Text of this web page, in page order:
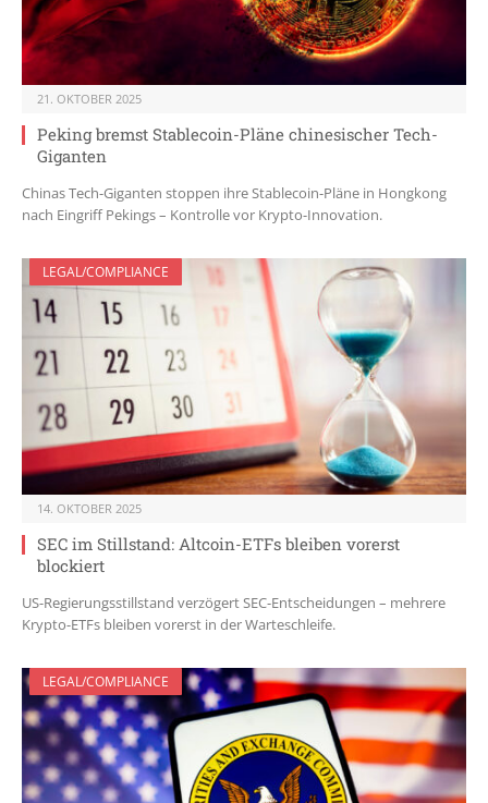
21. OKTOBER 2025
Peking bremst Stablecoin-Pläne chinesischer Tech-
Giganten
Chinas Tech-Giganten stoppen ihre Stablecoin-Pläne in Hongkong
nach Eingriff Pekings – Kontrolle vor Krypto-Innovation.
LEGAL/COMPLIANCE
14. OKTOBER 2025
SEC im Stillstand: Altcoin-ETFs bleiben vorerst
blockiert
US-Regierungsstillstand verzögert SEC-Entscheidungen – mehrere
Krypto-ETFs bleiben vorerst in der Warteschleife.
LEGAL/COMPLIANCE